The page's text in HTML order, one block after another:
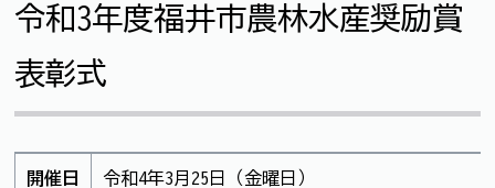
令和3年度福井市農林水産奨励賞
表彰式
開催日 令和4年3月25日（金曜日）